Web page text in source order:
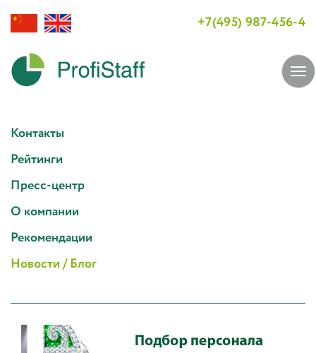
+7(495) 987-456-4
Контакты
Рейтинги
Пресс-центр
О компании
Рекомендации
Новости / Блог